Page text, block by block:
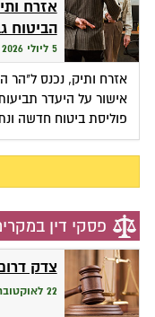
אזרח
הביטוח
5 ליולי 2026
אזרח ותיק, נכנס ל"הר
אישור על היעדר
פוליסת ביטוח חדשה
פסקי דין
צדק
22 לאוקטובר 2009